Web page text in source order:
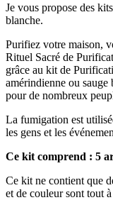
Je vous propose des
blanche.
Purifiez votre maison,
Rituel Sacré de
grâce au kit de
amérindienne ou sauge
pour de nombreux
La fumigation est
les gens et les
Ce kit comprend : 5
Ce kit ne contient que
et de couleur sont tout